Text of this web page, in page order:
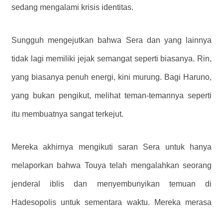
sedang mengalami krisis identitas.
Sungguh mengejutkan bahwa Sera dan yang lainnya
tidak lagi memiliki jejak semangat seperti biasanya. Rin,
yang biasanya penuh energi, kini murung. Bagi Haruno,
yang bukan pengikut, melihat teman-temannya seperti
itu membuatnya sangat terkejut.
Mereka akhirnya mengikuti saran Sera untuk hanya
melaporkan bahwa Touya telah mengalahkan seorang
jenderal iblis dan menyembunyikan temuan di
Hadesopolis untuk sementara waktu. Mereka merasa